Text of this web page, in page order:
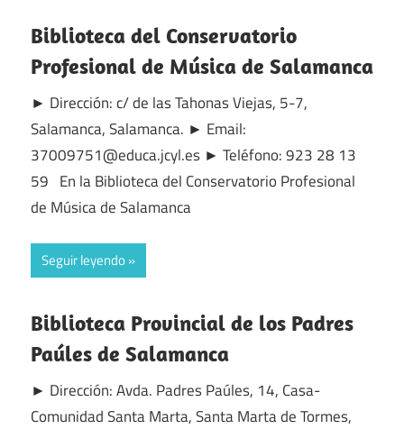
Biblioteca del Conservatorio
Profesional de Música de Salamanca
► Dirección: c/ de las Tahonas Viejas, 5-7,
Salamanca, Salamanca. ► Email:
37009751@educa.jcyl.es ► Teléfono: 923 28 13
59 En la Biblioteca del Conservatorio Profesional
de Música de Salamanca
Seguir leyendo
Biblioteca Provincial de los Padres
Paúles de Salamanca
► Dirección: Avda. Padres Paúles, 14, Casa-
Comunidad Santa Marta, Santa Marta de Tormes,